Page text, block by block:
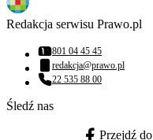
Redakcja serwisu Prawo.pl
Numer telefonu:
801 04 45 45
Adres email:
redakcja@prawo.pl
Numer telefonu:
22 535 88 00
Śledź nas
Przejdź